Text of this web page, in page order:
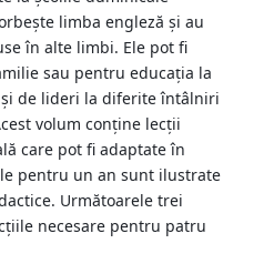
limba engleză şi au
în alte limbi. Ele pot fi
sau pentru educaţia la
de lideri la diferite întâlniri
volum conţine lecţii
care pot fi adaptate în
pentru un an sunt ilustrate
Următoarele trei
necesare pentru patru